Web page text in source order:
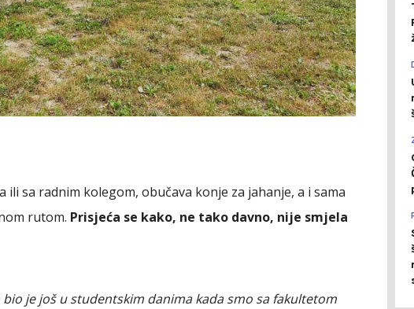
ili sa radnim kolegom, obučava konje za jahanje, a i sama
rutom. Prisjeća se kako, ne tako davno, nije smjela
je još u studentskim danima kada smo sa fakultetom